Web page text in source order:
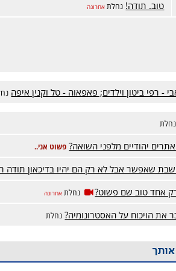
טוב. תודה! נחלת אחרונה
- רפי ביטון וילדים; פאפאוה - טל וקנין איפה
נחלת
יהודיים מלפני השואה? פשוט אני..
שאפשר אבל לא רק הם יהיו בדיכאון תודה
אחד טוב שם פשוט? נחלת אחרונה
את הויכוח על האסטרונומיה? נחלת
אותך